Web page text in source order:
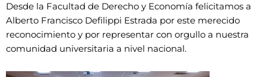
Desde la Facultad de Derecho y Economía felicitamos a
Alberto Francisco Defilippi Estrada por este merecido
reconocimiento y por representar con orgullo a nuestra
comunidad universitaria a nivel nacional.